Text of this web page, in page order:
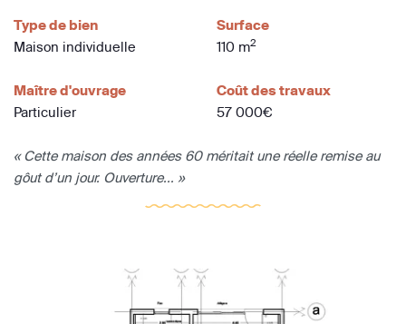
Type de bien
Maison individuelle
Surface
110 m2
Maître d'ouvrage
Particulier
Coût des travaux
57 000€
« Cette maison des années 60 méritait une réelle remise au
gôut d’un jour. Ouverture... »